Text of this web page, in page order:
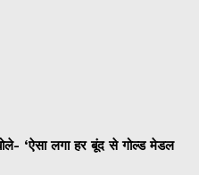
‘ऐसा लगा हर बूंद से गोल्ड मेडल